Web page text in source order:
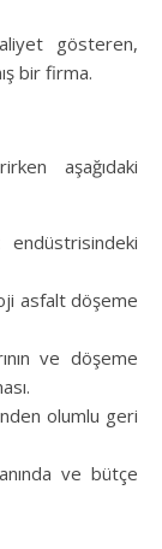
gösteren,
bir firma.
aşağıdaki
asfalt döşeme
ve döşeme
olumlu geri
ve bütçe